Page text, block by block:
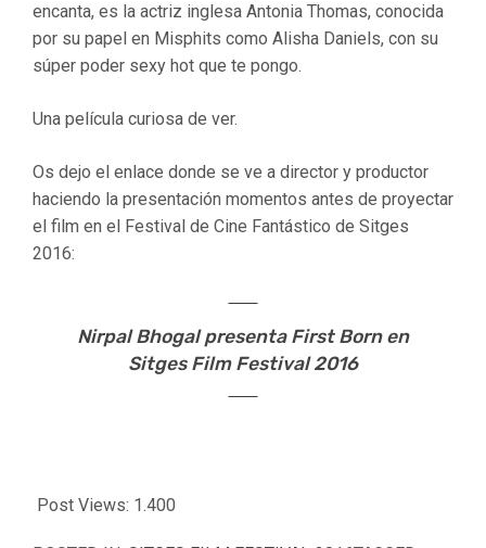
encanta, es la actriz inglesa Antonia Thomas, conocida
por su papel en Misphits como Alisha Daniels, con su
súper poder sexy hot que te pongo.
Una película curiosa de ver.
Os dejo el enlace donde se ve a director y productor
haciendo la presentación momentos antes de proyectar
el film en el Festival de Cine Fantástico de Sitges
2016:
Nirpal Bhogal presenta First Born en
Sitges Film Festival 2016
Post Views: 1.400